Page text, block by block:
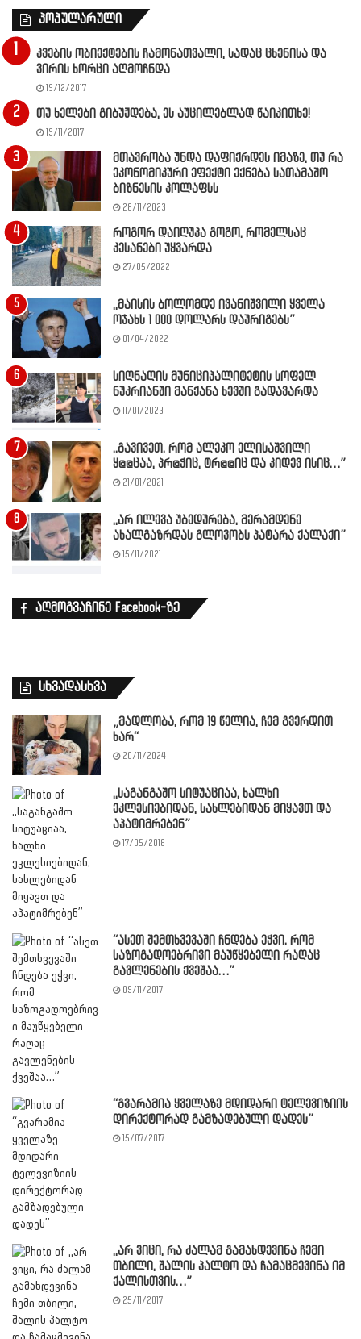
პოპულარული
კვების ობიექტების ჩამონათვალი, სადაც ცხენისა და
ვირის ხორცი აღმოჩნდა
19/12/2017
თუ ხელები გიბუჟდება, ეს აუცილებლად წაიკითხე!
19/11/2017
მთავრობა უნდა დაფიქრდეს იმაზე, თუ რა
ეკონომიკური ეფექტი ექნება სათამაშო
ბიზნესის კოლაფსს
28/11/2023
როგორ დაიღუპა გოგო, რომელსაც
კესანები უყვარდა
27/05/2022
,,მაისის ბოლომდე ივანიშვილი ყველა
ოჯახს 1 000 დოლარს დაურიგებს”
01/04/2022
სიღნაღის მუნიციპალიტეტის სოფელ
ნუკრიანში მანქანა ხევში გადავარდა
11/01/2023
,,გავივეთ, რომ ალეკო ელისაშვილი
ყ@@ცაა, პრ@ჭიც, ტრ@@იც და კიდევ ისიც…”
21/01/2021
,,არ ილევა უბედურება, მერამდენე
ახალგაზრდას გლოვობს პატარა ქალაქი”
15/11/2021
აღმოგვაჩინე Facebook-ზე
სხვადასხვა
„მადლობა, რომ 19 წელია, ჩემ გვერდით
ხარ“
20/11/2024
,,საგანგაშო სიტუაციაა, ხალხი
ეკლესიებიდან, სახლებიდან მიყავთ და
აპატიმრებენ”
17/05/2018
“ასეთ შემთხვევაში ჩნდება ეჭვი, რომ
საზოგადოებრივი მაუწყებელი რაღაც
გავლენების ქვეშაა…”
09/11/2017
“გვარამია ყველაზე მდიდარი ტელევიზიის
დირექტორად გამზადებული დადეს”
15/07/2017
,,არ ვიცი, რა ძალამ გამახდევინა ჩემი
თბილი, შალის პალტო და ჩამაცმევინა იმ
ქალისთვის…”
25/11/2017